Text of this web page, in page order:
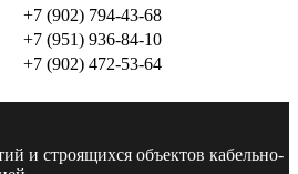
+7 (902) 794-43-68
+7 (951) 936-84-10
+7 (902) 472-53-64
и строящихся объектов кабельно-